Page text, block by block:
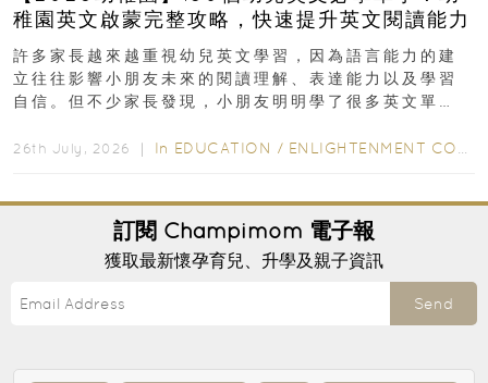
稚園英文啟蒙完整攻略，快速提升英文閱讀能力
許多家長越來越重視幼兒英文學習，因為語言能力的建
立往往影響小朋友未來的閱讀理解、表達能力以及學習
自信。但不少家長發現，小朋友明明學了很多英文單
26th July, 2026 ｜ In EDUCATION / ENLIGHTENMENT CORNER
訂閱 Champimom 電子報
獲取最新懷孕育兒、升學及親子資訊
Send